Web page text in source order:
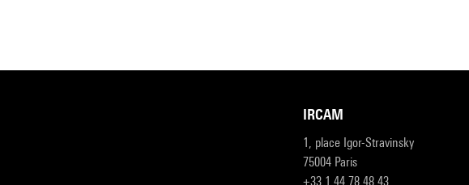
IRCAM
1, place Igor-Stravinsky
75004 Paris
+33 1 44 78 48 43